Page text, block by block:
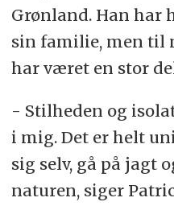
Grønland. Han har
sin familie, men til
har været en stor
- Stilheden og
i mig. Det er helt
sig selv, gå på jagt
naturen, siger